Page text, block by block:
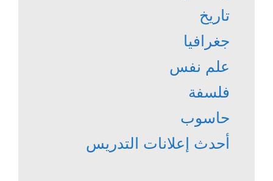
تاريخ
جغرافيا
علم نفس
فلسفة
حاسوب
أحدث إعلانات التدريس